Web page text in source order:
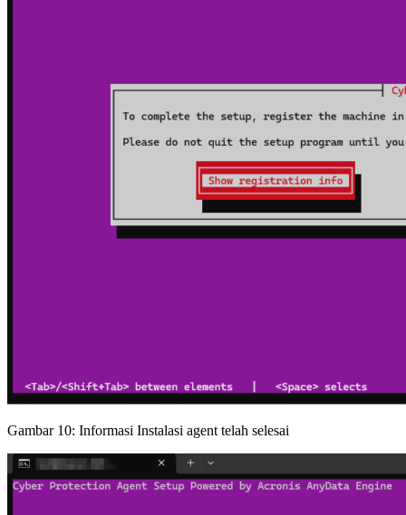
Gambar 10: Informasi Instalasi agent telah selesai